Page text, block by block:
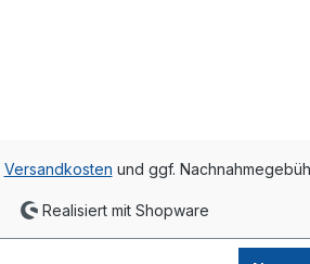
Versandkosten und ggf.
Realisiert mit Shopware